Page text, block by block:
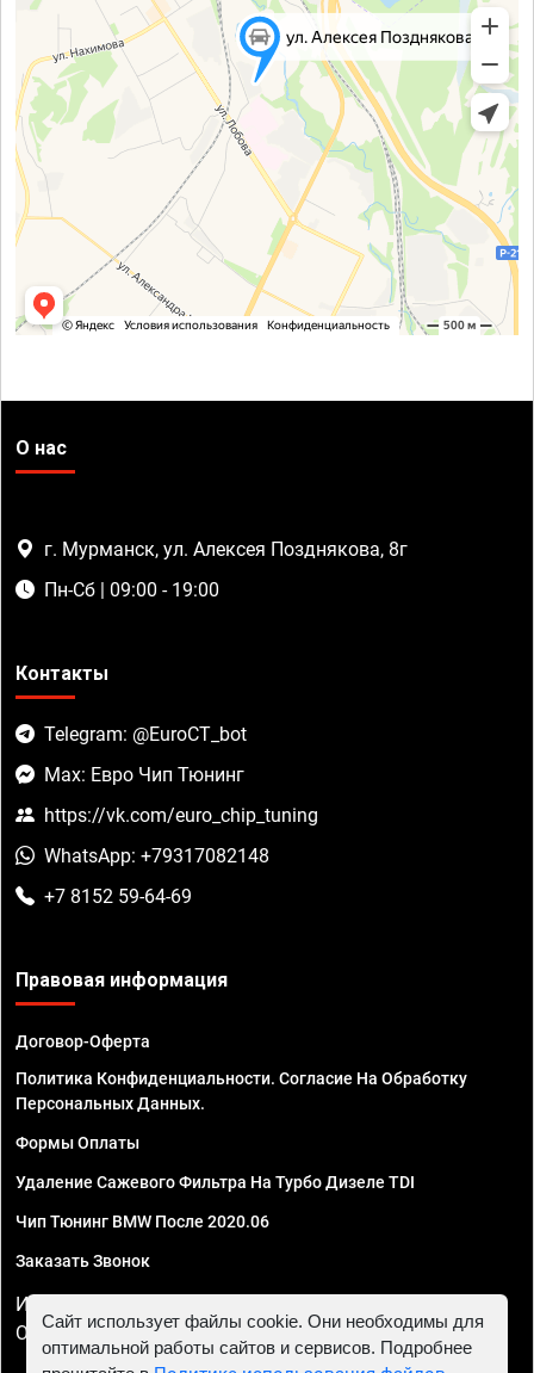
О нас
г. Мурманск, ул. Алексея Позднякова, 8г
Пн-Сб | 09:00 - 19:00
Контакты
Telegram: @EuroCT_bot
Max: Евро Чип Тюнинг
https://vk.com/euro_chip_tuning
WhatsApp: +79317082148
+7 8152 59-64-69
Правовая информация
Договор-Оферта
Политика Конфиденциальности. Согласие На Обработку
Персональных Данных.
Формы Оплаты
Удаление Сажевого Фильтра На Турбо Дизеле TDI
Чип Тюнинг BMW После 2020.06
Заказать Звонок
ИП Смирнов Георгий Павлович. ИНН 781302555843,
ОГРНИП 324470400032610
Сайт использует файлы cookie. Они необходимы для
оптимальной работы сайтов и сервисов. Подробнее